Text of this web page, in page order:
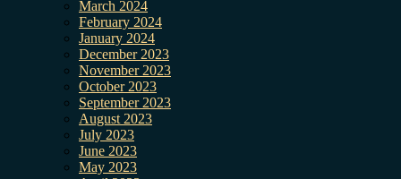
March 2024
February 2024
January 2024
December 2023
November 2023
October 2023
September 2023
August 2023
July 2023
June 2023
May 2023